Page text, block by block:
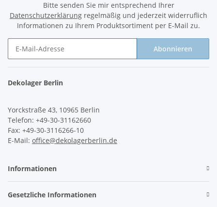
Bitte senden Sie mir entsprechend Ihrer
Datenschutzerklärung regelmäßig und jederzeit widerruflich
Informationen zu Ihrem Produktsortiment per E-Mail zu.
Abonnieren
Dekolager Berlin
Yorckstraße 43, 10965 Berlin
Telefon: +49-30-31162660
Fax: +49-30-3116266-10
E-Mail: office@dekolagerberlin.de
Informationen
Gesetzliche Informationen